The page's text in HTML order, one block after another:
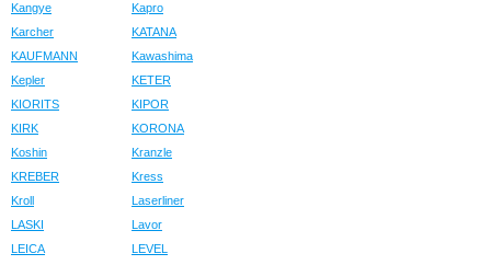
Kangye
Kapro
Karcher
KATANA
KAUFMANN
Kawashima
Kepler
KETER
KIORITS
KIPOR
KIRK
KORONA
Koshin
Kranzle
KREBER
Kress
Kroll
Laserliner
LASKI
Lavor
LEICA
LEVEL